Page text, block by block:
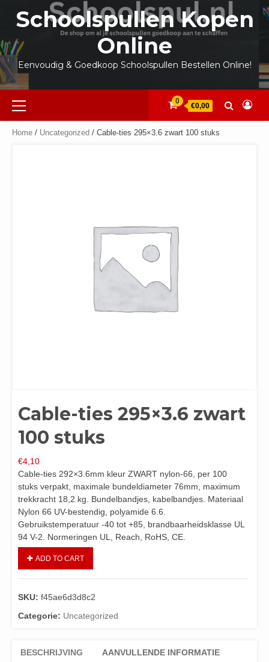
inhoud
Schoolspullen Kopen
Online
Eenvoudig & Goedkoop Schoolspullen Bestellen Online!
Primair
menu
0
€0,00
Home / Uncategorized / Cable-ties 295×3.6 zwart 100 stuks
Cable-ties 295×3.6 zwart
100 stuks
€4,10
Cable-ties 292×3.6mm kleur ZWART nylon-66, per 100
stuks verpakt, maximale bundeldiameter 76mm, maximum
trekkracht 18,2 kg. Bundelbandjes, kabelbandjes. Materiaal
Nylon 66 UV-bestendig, polyamide 6.6.
Gebruikstemperatuur -40 tot +85, brandbaarheidsklasse UL
94 V-2. Normeringen UL, Reach, RoHS, CE.
ADD TO CART
SKU: f45ae6d3d8c2
Categorie: Uncategorized
BESCHRIJVING AANVULLENDE INFORMATIE